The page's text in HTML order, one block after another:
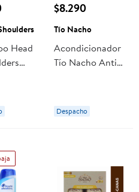
Head
$8.290
Tío Nacho
Acondicionador
Tío Nacho Anti
Despacho